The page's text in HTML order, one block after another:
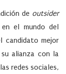
de outsider
el mundo del
candidato mejor
alianza con la
redes sociales,